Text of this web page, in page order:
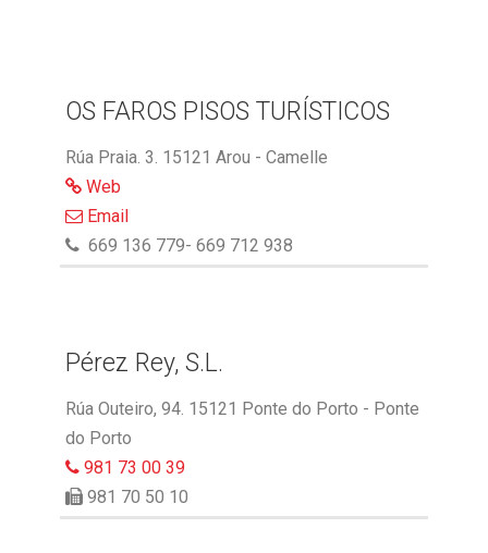
OS FAROS PISOS TURÍSTICOS
Rúa Praia. 3. 15121 Arou - Camelle
Web
Email
669 136 779- 669 712 938
Pérez Rey, S.L.
Rúa Outeiro, 94. 15121 Ponte do Porto - Ponte
do Porto
981 73 00 39
981 70 50 10